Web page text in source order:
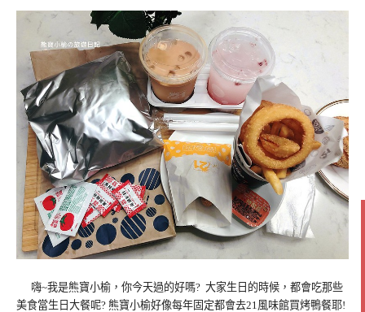
嗨~我是熊寶小榆，你今天過的好嗎? 大家生日的時候，都會吃那些
美食當生日大餐呢? 熊寶小榆好像每年固定都會去21風味館買烤鴨餐耶!